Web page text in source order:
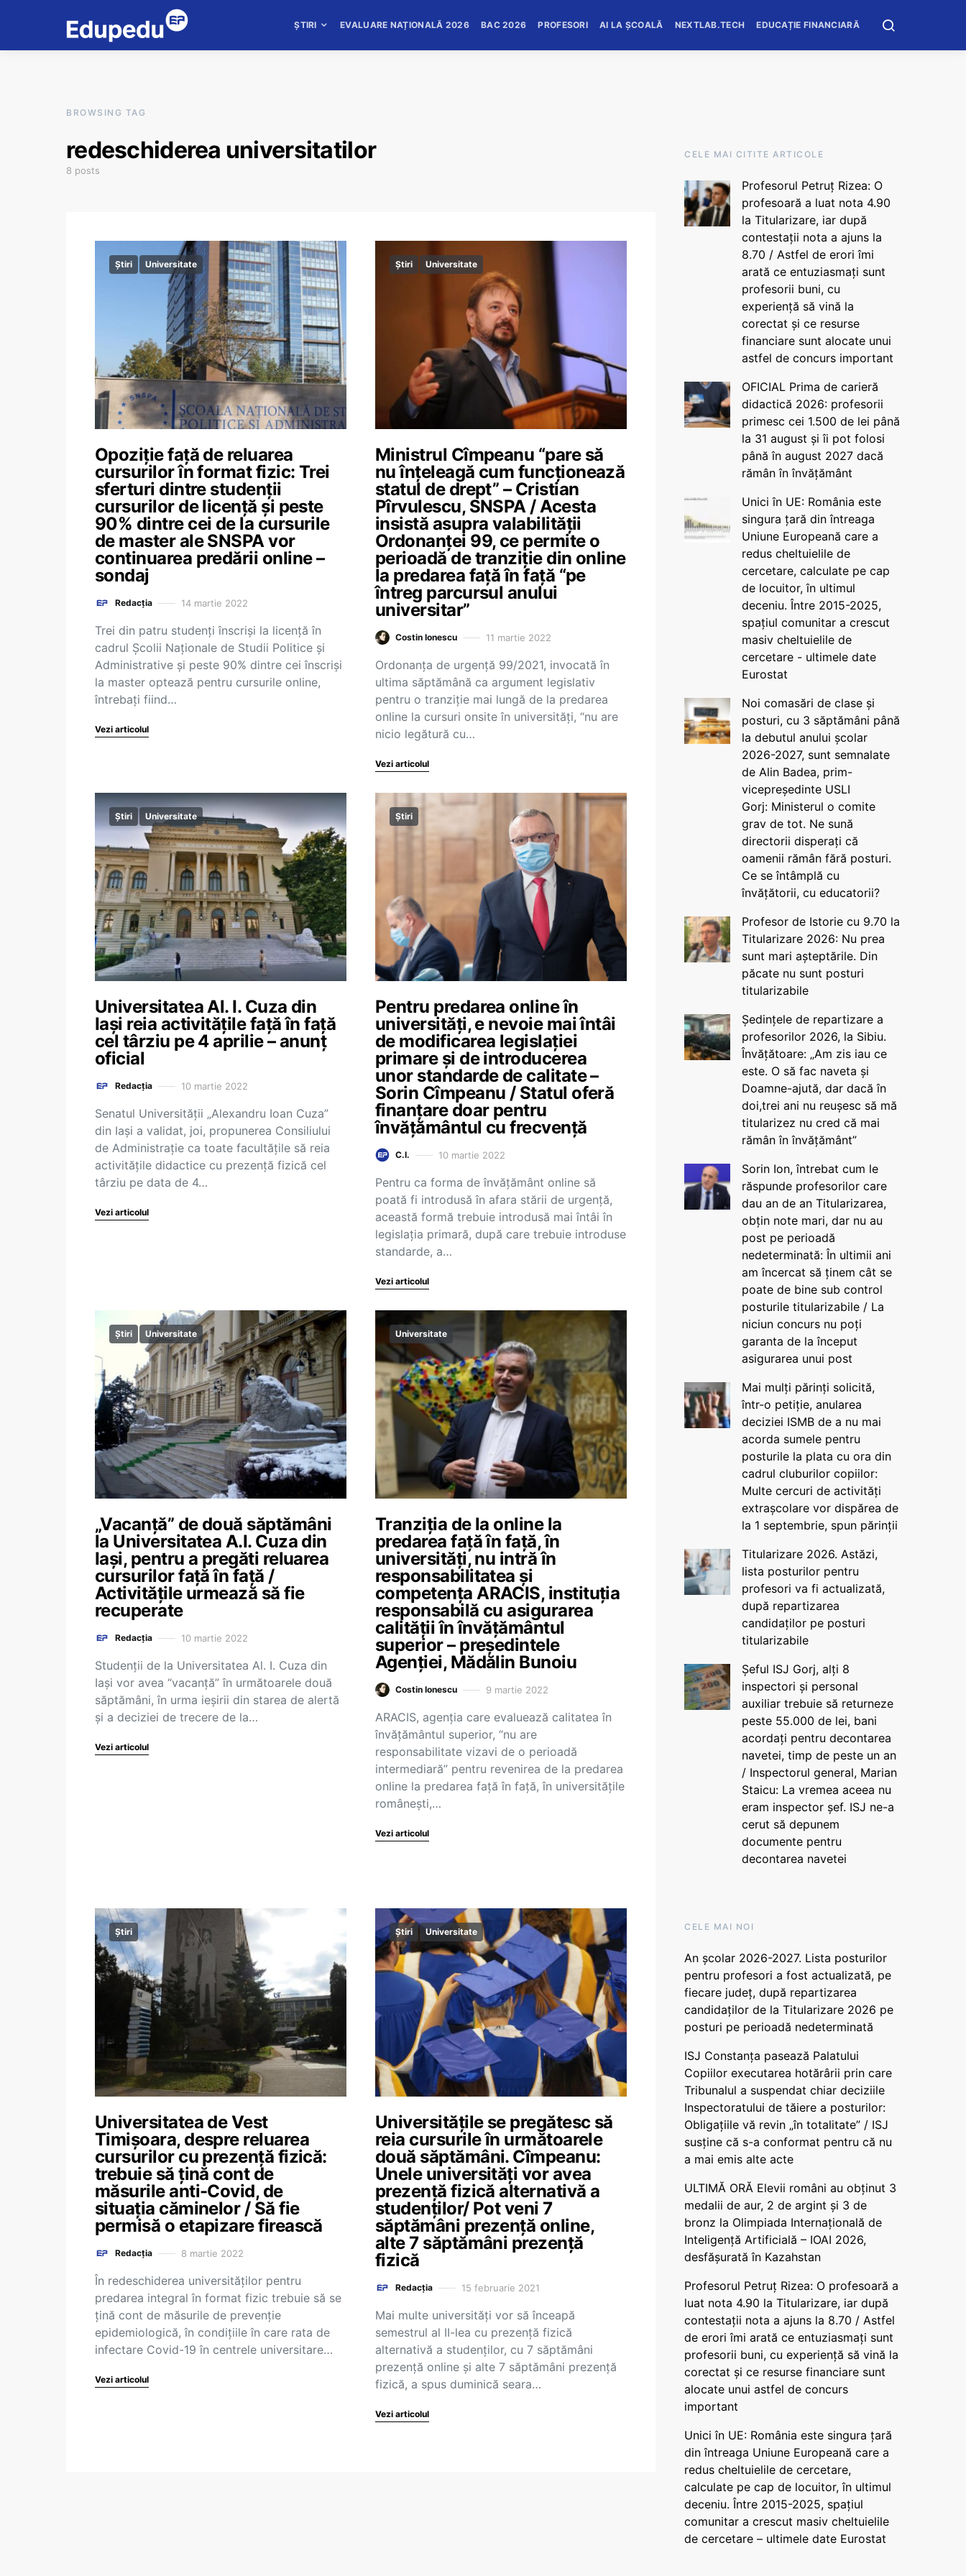
ȘTIRI EVALUARE NAȚIONALĂ 2026 BAC 2026 PROFESORI AI LA ȘCOALĂ NEXTLAB.TECH EDUCAȚIE FINANCIARĂ
BROWSING TAG
redeschiderea universitatilor
8 posts
Știri Universitate
Opoziție față de reluarea
cursurilor în format fizic: Trei
sferturi dintre studenții
cursurilor de licență și peste
90% dintre cei de la cursurile
de master ale SNSPA vor
continuarea predării online –
sondaj
Redacția 14 martie 2022
Trei din patru studenți înscriși la licență în
cadrul Școlii Naționale de Studii Politice și
Administrative și peste 90% dintre cei înscriși
la master optează pentru cursurile online,
întrebați fiind…
Vezi articolul
Știri Universitate
Ministrul Cîmpeanu “pare să
nu înțeleagă cum funcționează
statul de drept” – Cristian
Pîrvulescu, SNSPA / Acesta
insistă asupra valabilității
Ordonanței 99, ce permite o
perioadă de tranziție din online
la predarea față în față “pe
întreg parcursul anului
universitar”
Costin Ionescu 11 martie 2022
Ordonanța de urgență 99/2021, invocată în
ultima săptămână ca argument legislativ
pentru o tranziție mai lungă de la predarea
online la cursuri onsite în universități, “nu are
nicio legătură cu…
Vezi articolul
Știri Universitate
Universitatea Al. I. Cuza din
Iași reia activitățile față în față
cel târziu pe 4 aprilie – anunț
oficial
Redacția 10 martie 2022
Senatul Universității „Alexandru Ioan Cuza”
din Iași a validat, joi, propunerea Consiliului
de Administrație ca toate facultățile să reia
activitățile didactice cu prezență fizică cel
târziu pe data de 4…
Vezi articolul
Știri
Pentru predarea online în
universități, e nevoie mai întâi
de modificarea legislației
primare și de introducerea
unor standarde de calitate –
Sorin Cîmpeanu / Statul oferă
finanțare doar pentru
învățământul cu frecvență
C.I. 10 martie 2022
Pentru ca forma de învățământ online să
poată fi introdusă în afara stării de urgență,
această formă trebuie introdusă mai întâi în
legislația primară, după care trebuie introduse
standarde, a…
Vezi articolul
Știri Universitate
„Vacanță” de două săptămâni
la Universitatea A.I. Cuza din
Iași, pentru a pregăti reluarea
cursurilor față în față /
Activitățile urmează să fie
recuperate
Redacția 10 martie 2022
Studenții de la Universitatea Al. I. Cuza din
Iași vor avea “vacanță” în următoarele două
săptămâni, în urma ieșirii din starea de alertă
și a deciziei de trecere de la…
Vezi articolul
Universitate
Tranziția de la online la
predarea față în față, în
universități, nu intră în
responsabilitatea și
competența ARACIS, instituția
responsabilă cu asigurarea
calității în învățământul
superior – președintele
Agenției, Mădălin Bunoiu
Costin Ionescu 9 martie 2022
ARACIS, agenția care evaluează calitatea în
învățământul superior, “nu are
responsabilitate vizavi de o perioadă
intermediară” pentru revenirea de la predarea
online la predarea față în față, în universitățile
românești,…
Vezi articolul
Știri
Universitatea de Vest
Timișoara, despre reluarea
cursurilor cu prezență fizică:
trebuie să țină cont de
măsurile anti-Covid, de
situația căminelor / Să fie
permisă o etapizare firească
Redacția 8 martie 2022
În redeschiderea universităților pentru
predarea integral în format fizic trebuie să se
țină cont de măsurile de prevenție
epidemiologică, în condițiile în care rata de
infectare Covid-19 în centrele universitare…
Vezi articolul
Știri Universitate
Universitățile se pregătesc să
reia cursurile în următoarele
două săptămâni. Cîmpeanu:
Unele universități vor avea
prezență fizică alternativă a
studenților/ Pot veni 7
săptămâni prezență online,
alte 7 săptămâni prezență
fizică
Redacția 15 februarie 2021
Mai multe universități vor să înceapă
semestrul al II-lea cu prezenţă fizică
alternativă a studenţilor, cu 7 săptămâni
prezenţă online și alte 7 săptămâni prezenţă
fizică, a spus duminică seara…
Vezi articolul
CELE MAI CITITE ARTICOLE
Profesorul Petruț Rizea: O
profesoară a luat nota 4.90
la Titularizare, iar după
contestații nota a ajuns la
8.70 / Astfel de erori îmi
arată ce entuziasmați sunt
profesorii buni, cu
experiență să vină la
corectat și ce resurse
financiare sunt alocate unui
astfel de concurs important
OFICIAL Prima de carieră
didactică 2026: profesorii
primesc cei 1.500 de lei până
la 31 august și îi pot folosi
până în august 2027 dacă
rămân în învățământ
Unici în UE: România este
singura țară din întreaga
Uniune Europeană care a
redus cheltuielile de
cercetare, calculate pe cap
de locuitor, în ultimul
deceniu. Între 2015-2025,
spațiul comunitar a crescut
masiv cheltuielile de
cercetare - ultimele date
Eurostat
Noi comasări de clase și
posturi, cu 3 săptămâni până
la debutul anului școlar
2026-2027, sunt semnalate
de Alin Badea, prim-
vicepreședinte USLI
Gorj: Ministerul o comite
grav de tot. Ne sună
directorii disperați că
oamenii rămân fără posturi.
Ce se întâmplă cu
învățătorii, cu educatorii?
Profesor de Istorie cu 9.70 la
Titularizare 2026: Nu prea
sunt mari așteptările. Din
păcate nu sunt posturi
titularizabile
Ședințele de repartizare a
profesorilor 2026, la Sibiu.
Învățătoare: „Am zis iau ce
este. O să fac naveta și
Doamne-ajută, dar dacă în
doi,trei ani nu reușesc să mă
titularizez nu cred că mai
rămân în învățământ”
Sorin Ion, întrebat cum le
răspunde profesorilor care
dau an de an Titularizarea,
obțin note mari, dar nu au
post pe perioadă
nedeterminată: În ultimii ani
am încercat să ținem cât se
poate de bine sub control
posturile titularizabile / La
niciun concurs nu poți
garanta de la început
asigurarea unui post
Mai mulți părinți solicită,
într-o petiție, anularea
deciziei ISMB de a nu mai
acorda sumele pentru
posturile la plata cu ora din
cadrul cluburilor copiilor:
Multe cercuri de activități
extrașcolare vor dispărea de
la 1 septembrie, spun părinții
Titularizare 2026. Astăzi,
lista posturilor pentru
profesori va fi actualizată,
după repartizarea
candidaților pe posturi
titularizabile
Șeful ISJ Gorj, alți 8
inspectori și personal
auxiliar trebuie să returneze
peste 55.000 de lei, bani
acordați pentru decontarea
navetei, timp de peste un an
/ Inspectorul general, Marian
Staicu: La vremea aceea nu
eram inspector șef. ISJ ne-a
cerut să depunem
documente pentru
decontarea navetei
CELE MAI NOI
An școlar 2026-2027. Lista posturilor
pentru profesori a fost actualizată, pe
fiecare județ, după repartizarea
candidaților de la Titularizare 2026 pe
posturi pe perioadă nedeterminată
ISJ Constanța pasează Palatului
Copiilor executarea hotărârii prin care
Tribunalul a suspendat chiar deciziile
Inspectoratului de tăiere a posturilor:
Obligațiile vă revin „în totalitate” / ISJ
susține că s-a conformat pentru că nu
a mai emis alte acte
ULTIMĂ ORĂ Elevii români au obținut 3
medalii de aur, 2 de argint și 3 de
bronz la Olimpiada Internațională de
Inteligență Artificială – IOAI 2026,
desfășurată în Kazahstan
Profesorul Petruț Rizea: O profesoară a
luat nota 4.90 la Titularizare, iar după
contestații nota a ajuns la 8.70 / Astfel
de erori îmi arată ce entuziasmați sunt
profesorii buni, cu experiență să vină la
corectat și ce resurse financiare sunt
alocate unui astfel de concurs
important
Unici în UE: România este singura țară
din întreaga Uniune Europeană care a
redus cheltuielile de cercetare,
calculate pe cap de locuitor, în ultimul
deceniu. Între 2015-2025, spațiul
comunitar a crescut masiv cheltuielile
de cercetare – ultimele date Eurostat